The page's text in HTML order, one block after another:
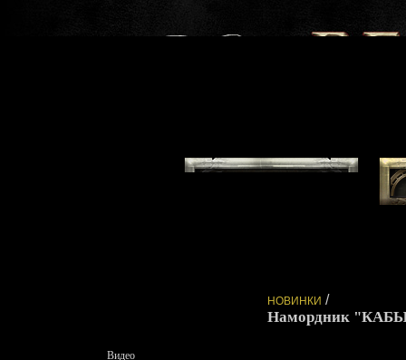
Видео
НОВИНКИ /
Намордник